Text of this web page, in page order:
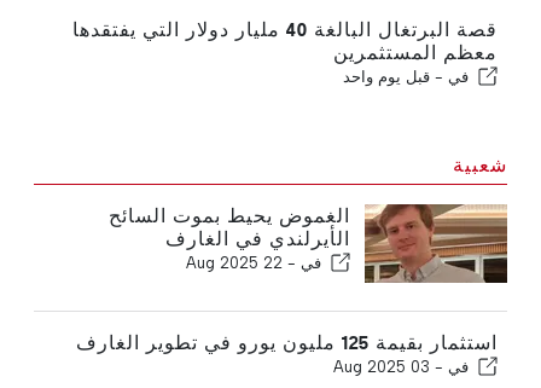
قصة البرتغال البالغة 40 مليار دولار التي يفتقدها
معظم المستثمرين
في - قبل يوم واحد
شعبية
الغموض يحيط بموت السائح
الأيرلندي في الغارف
في - 22 Aug 2025
استثمار بقيمة 125 مليون يورو في تطوير الغارف
في - 03 Aug 2025